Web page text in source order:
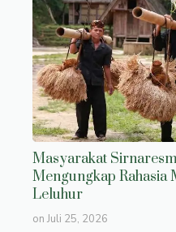
Masyarakat
Mengungkap Rahasia
Leluhur
on Juli 25, 2026